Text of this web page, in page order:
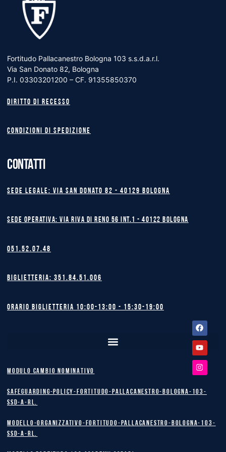
Facebook
Youtube
Instagram
Fortitudo Pallacanestro Bologna 103 s.s.d.a.r.l.
Via San Donato 82, Bologna
P.I. 03303201200 – CF. 91355850370
Diritto di recesso
Condizioni di spedizione
CONTATTI
Sede legale: Via San Donato 82 - 40129 BOLOGNA
Sede operativa: Via Riva di Reno 56 int.1 - 40122 BOLOGNA
051.52.07.48
Biglietteria: 351.84.51.006
Orario biglietteria 10:00-13:00 - 15:30-19:00
MODULO CAMBIO NOMINATIVO
safeguarding-policy-Fortitudo-Pallacanestro-Bologna-103-
SSD-A-RL.
Modello-Organizzativo-Fortitudo-Pallacanestro-Bologna-103-
SSD-A-RL.